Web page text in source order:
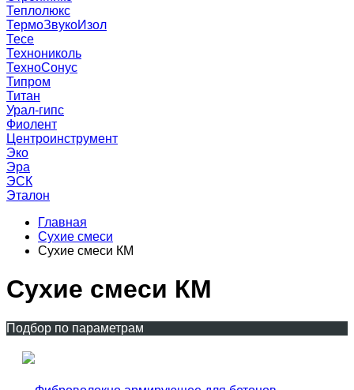
Теплолюкс
ТермоЗвукоИзол
Тесе
Технониколь
ТехноСонус
Типром
Титан
Урал-гипс
Фиолент
Центроинструмент
Эко
Эра
ЭСК
Эталон
Главная
Сухие смеси
Сухие смеси КМ
Сухие смеси КМ
Подбор по параметрам